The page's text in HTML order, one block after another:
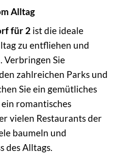
Alltag
für 2 ist die ideale
zu entfliehen und
Verbringen Sie
zahlreichen Parks und
Sie ein gemütliches
romantisches
vielen Restaurants der
baumeln und
des Alltags.